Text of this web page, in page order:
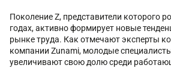
Поколение Z, представители которого
годах, активно формирует новые
рынке труда. Как отмечают эксперты
компании Zunami, молодые
увеличивают свою долю среди